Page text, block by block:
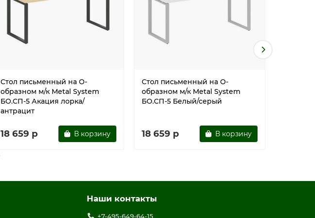
Стол письменный на О-
образном м/к Metal System
БО.СП-5 Акация лорка/
антрацит
18 659 р В корзину
Стол письменный на О-
образном м/к Metal System
БО.СП-5 Белый/серый
18 659 р В корзину
Наши контакты
+7-495-649-64-15